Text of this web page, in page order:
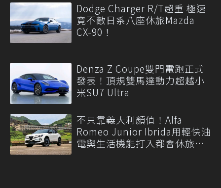
Dodge Charger R/T超重 極速
竟不敵日系八座休旅Mazda
CX-90！
Denza Z Coupe雙門電跑正式
發表！頂規雙馬達動力超越小
米SU7 Ultra
不只靠義大利顏值！Alfa
Romeo Junior Ibrida用輕快油
電與生活機能打入都會休旅市